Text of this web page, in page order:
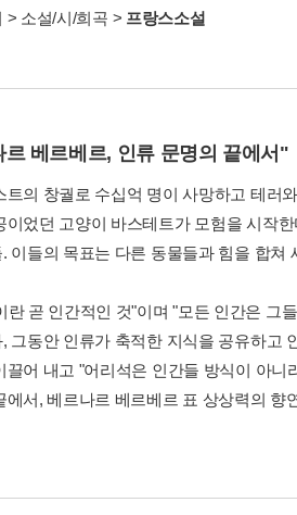
> 소설/시/희곡 > 프랑스소설
베르베르, 인류 문명의 끝에서"
트의 창궐로 수십억 명이 사망하고 테러
이었던 고양이 바스테트가 모험을 시작
이들의 목표는 다른 동물들과 힘을 합쳐
란 곧 인간적인 것"이며 "모든 인간은 그
그동안 인류가 축적한 지식을 공유하고
끌어 내고 "어리석은 인간들 방식이 아
에서, 베르나르 베르베르 표 상상력의 향